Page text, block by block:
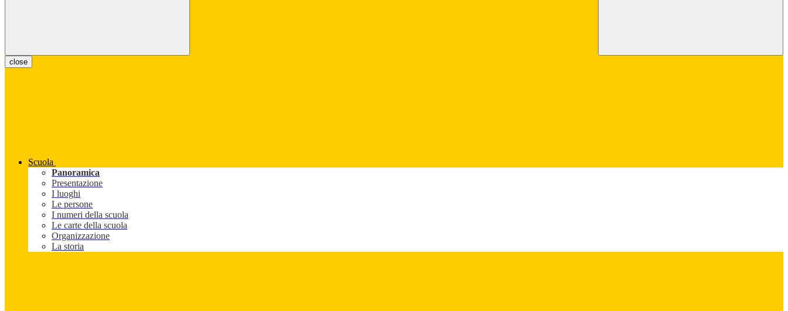
close
Scuola
Panoramica
Presentazione
I luoghi
Le persone
I numeri della scuola
Le carte della scuola
Organizzazione
La storia